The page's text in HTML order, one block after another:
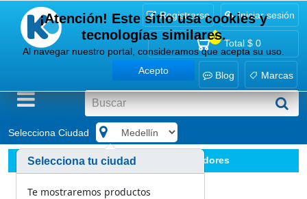
Registrarse Iniciar sesión
0
Total $ 0
Blog Marcas
Selecciona Ciudad
Implementos
Escobas y Recogedores
Escoba task electroestatica
¡Atención! Este sitio usa cookies y
tecnologías similares.
Al navegar nuestro portal, consideramos que acepta su uso.
Acepto
Selecciona tu ciudad
Te mostraremos productos